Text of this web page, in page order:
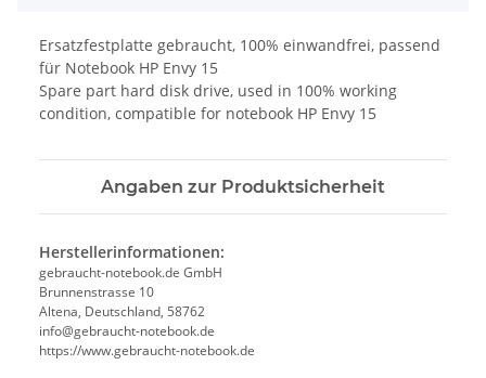
Ersatzfestplatte gebraucht, 100% einwandfrei, passend
für Notebook HP Envy 15
Spare part hard disk drive, used in 100% working
condition, compatible for notebook HP Envy 15
Angaben zur Produktsicherheit
Herstellerinformationen:
gebraucht-notebook.de GmbH
Brunnenstrasse 10
Altena, Deutschland, 58762
info@gebraucht-notebook.de
https://www.gebraucht-notebook.de